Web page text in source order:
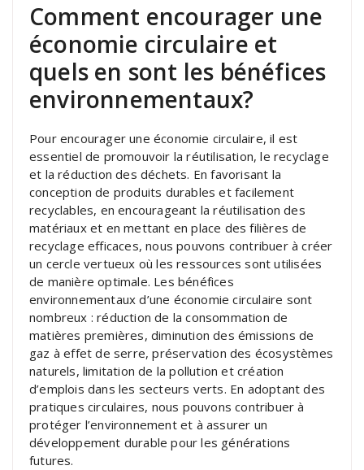
Comment encourager une
économie circulaire et
quels en sont les bénéfices
environnementaux?
Pour encourager une économie circulaire, il est
essentiel de promouvoir la réutilisation, le recyclage
et la réduction des déchets. En favorisant la
conception de produits durables et facilement
recyclables, en encourageant la réutilisation des
matériaux et en mettant en place des filières de
recyclage efficaces, nous pouvons contribuer à créer
un cercle vertueux où les ressources sont utilisées
de manière optimale. Les bénéfices
environnementaux d’une économie circulaire sont
nombreux : réduction de la consommation de
matières premières, diminution des émissions de
gaz à effet de serre, préservation des écosystèmes
naturels, limitation de la pollution et création
d’emplois dans les secteurs verts. En adoptant des
pratiques circulaires, nous pouvons contribuer à
protéger l’environnement et à assurer un
développement durable pour les générations
futures.